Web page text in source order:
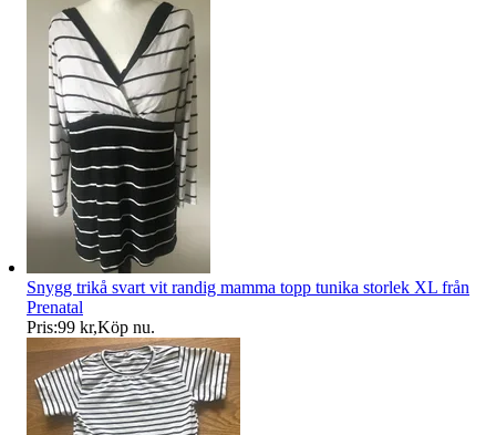
Snygg trikå svart vit randig mamma topp tunika storlek XL från
Prenatal
Pris:99 kr,Köp nu.